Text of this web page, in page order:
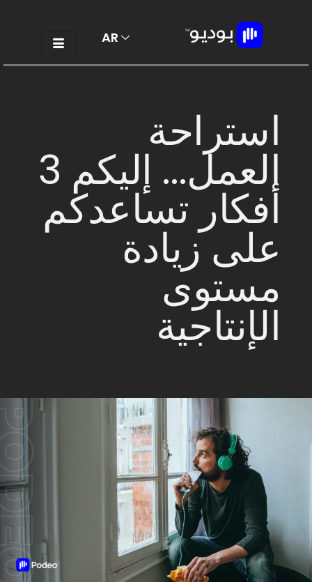
AR
استراحة
العمل... إليكم 3
أفكار تساعدكم
على زيادة
مستوى
الإنتاجية